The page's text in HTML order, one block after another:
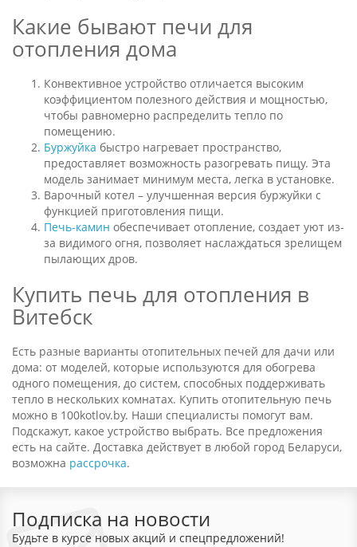
Какие бывают печи для
отопления дома
Конвективное устройство отличается высоким
коэффициентом полезного действия и мощностью,
чтобы равномерно распределить тепло по
помещению.
Буржуйка быстро нагревает пространство,
предоставляет возможность разогревать пищу. Эта
модель занимает минимум места, легка в установке.
Варочный котел – улучшенная версия буржуйки с
функцией приготовления пищи.
Печь-камин обеспечивает отопление, создает уют из-
за видимого огня, позволяет наслаждаться зрелищем
пылающих дров.
Купить печь для отопления в
Витебск
Есть разные варианты отопительных печей для дачи или
дома: от моделей, которые используются для обогрева
одного помещения, до систем, способных поддерживать
тепло в нескольких комнатах. Купить отопительную печь
можно в 100kotlov.by. Наши специалисты помогут вам.
Подскажут, какое устройство выбрать. Все предложения
есть на сайте. Доставка действует в любой город Беларуси,
возможна рассрочка.
Подписка на новости
Будьте в курсе новых акций и спецпредложений!